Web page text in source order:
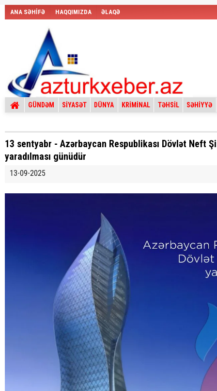
ANA SƏHİFƏ HAQQIMIZDA ƏLAQƏ
GÜNDƏM SİYASƏT DÜNYA KRİMİNAL TƏHSİL SƏHİYYƏ
13 sentyabr - Azərbaycan Respublikası Dövlət Neft
yaradılması günüdür
13-09-2025